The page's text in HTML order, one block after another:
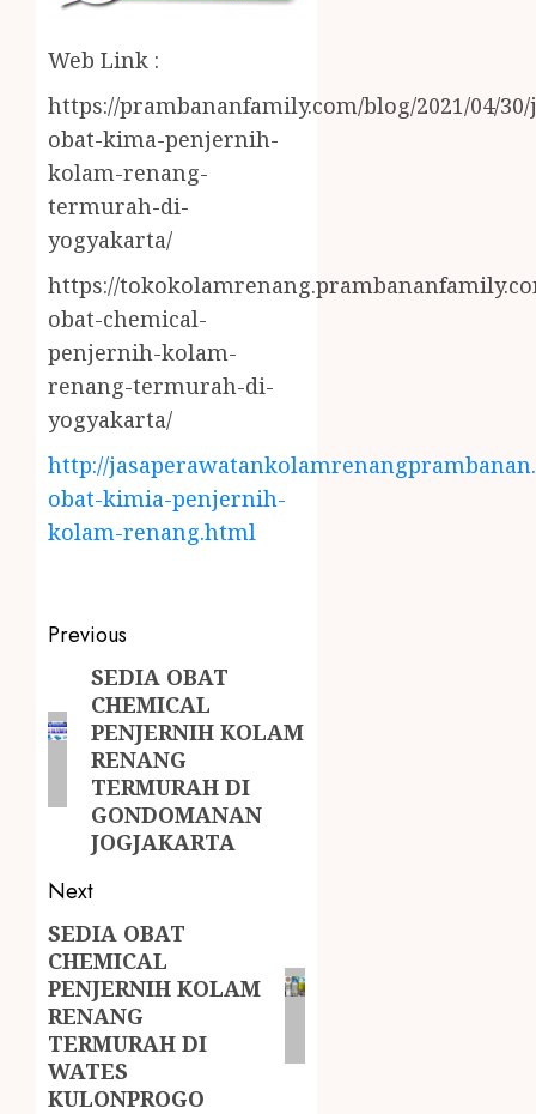
Web Link :
https://prambananfamily.com/blog/2021/04/
obat-kima-penjernih-
kolam-renang-
termurah-di-
yogyakarta/
https://
obat-chemical-
penjernih-kolam-
renang-termurah-di-
yogyakarta/
http://
obat-kimia-penjernih-
kolam-renang.html
Previous
SEDIA OBAT
CHEMICAL
PENJERNIH KOLAM
RENANG
TERMURAH DI
GONDOMANAN
JOGJAKARTA
Next
SEDIA OBAT
CHEMICAL
PENJERNIH KOLAM
RENANG
TERMURAH DI
WATES
KULONPROGO